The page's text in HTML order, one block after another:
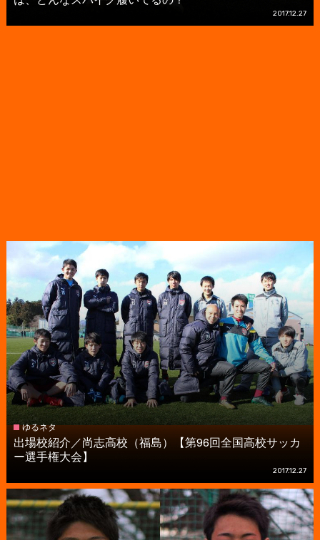
2017.12.27
ゆるネタ
出場校紹介／尚志高校（福島）【第96回全国高校サッカ
ー選手権大会】
2017.12.27